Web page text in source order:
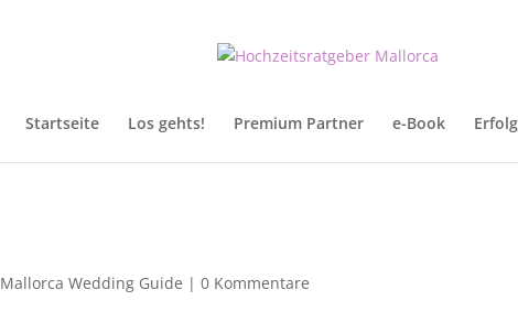
Startseite Los gehts! Premium Partner e-Book
Mallorca Wedding Guide | 0 Kommentare